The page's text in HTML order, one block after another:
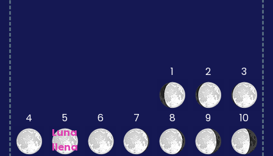
1 2 3
4
5
Luna
llena
6 7 8 9 10